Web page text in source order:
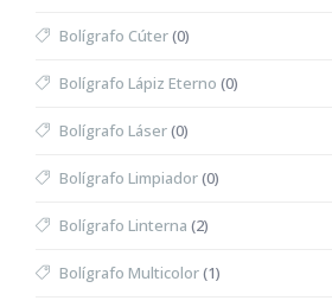
Bolígrafo Cúter(0)
Bolígrafo Lápiz Eterno (0)
Bolígrafo Láser(0)
Bolígrafo Limpiador(0)
Bolígrafo Linterna (2)
Bolígrafo Multicolor(1)